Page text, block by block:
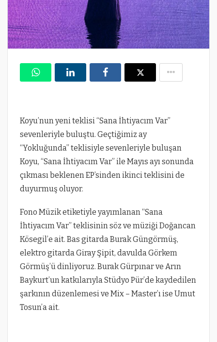
Koyu’nun yeni teklisi “Sana İhtiyacım Var”
sevenleriyle buluştu. Geçtiğimiz ay
“Yokluğunda” teklisiyle sevenleriyle buluşan
Koyu, “Sana İhtiyacım Var” ile Mayıs ayı sonunda
çıkması beklenen EP’sinden ikinci teklisini de
duyurmuş oluyor.
Fono Müzik etiketiyle yayımlanan “Sana
İhtiyacım Var” teklisinin söz ve müziği Doğancan
Kösegil’e ait. Bas gitarda Burak Güngörmüş,
elektro gitarda Giray Şipit, davulda Görkem
Görmüş’ü dinliyoruz. Burak Gürpınar ve Arın
Baykurt’un katkılarıyla Stüdyo Pür’de kaydedilen
şarkının düzenlemesi ve Mix – Master’ı ise Umut
Tosun’a ait.